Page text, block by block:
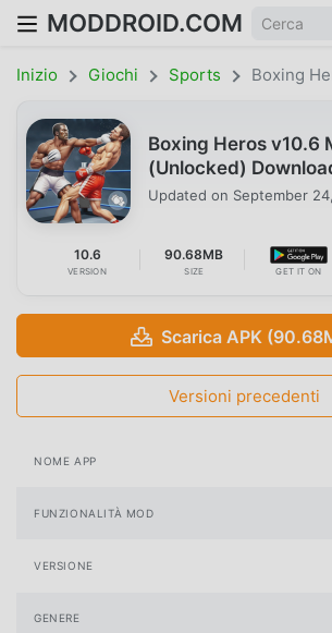
MODDROID.COM
Inizio Giochi Sports Boxing
Boxing Heros v10.6
(Unlocked)
Updated on September
10.6
VERSION
90.68MB
SIZE GET IT ON
Scarica APK
Versioni precedenti
NOME APP
FUNZIONALITÀ MOD
VERSIONE
GENERE